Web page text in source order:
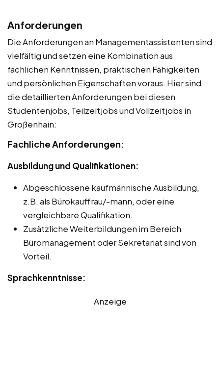
Anforderungen
Die Anforderungen an Managementassistenten sind
vielfältig und setzen eine Kombination aus
fachlichen Kenntnissen, praktischen Fähigkeiten
und persönlichen Eigenschaften voraus. Hier sind
die detaillierten Anforderungen bei diesen
Studentenjobs, Teilzeitjobs und Vollzeitjobs in
Großenhain:
Fachliche Anforderungen:
Ausbildung und Qualifikationen:
Abgeschlossene kaufmännische Ausbildung,
z.B. als Bürokauffrau/-mann, oder eine
vergleichbare Qualifikation.
Zusätzliche Weiterbildungen im Bereich
Büromanagement oder Sekretariat sind von
Vorteil.
Sprachkenntnisse:
Anzeige